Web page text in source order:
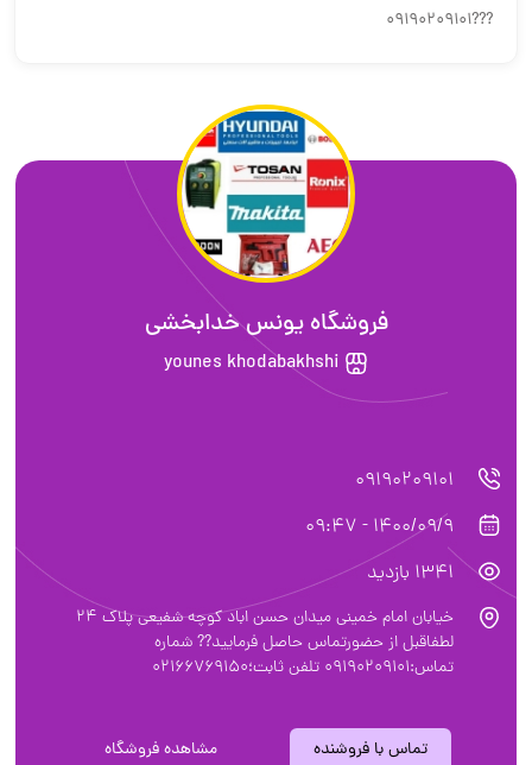
???09190209101
فروشگاه یونس خدابخشی
younes khodabakhshi
09190209101
1400/09/9 - 09:47
1341 بازدید
خیابان امام خمینی میدان حسن اباد کوچه شفیعی پلاک ۲۴
لطفاقبل از حضورتماس حاصل فرمایید?? شماره
تماس:09190209101 تلفن ثابت؛02166769150
تماس با فروشنده مشاهده فروشگاه